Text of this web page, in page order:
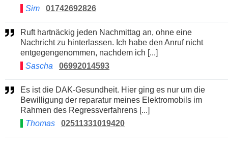
Sim
01742692826
Ruft hartnäckig jeden Nachmittag an, ohne eine
Nachricht zu hinterlassen. Ich habe den Anruf nicht
entgegengenommen, nachdem ich [...]
Sascha
06992014593
Es ist die DAK-Gesundheit. Hier ging es nur um die
Bewilligung der reparatur meines Elektromobils im
Rahmen des Regressverfahrens [...]
Thomas
02511331019420